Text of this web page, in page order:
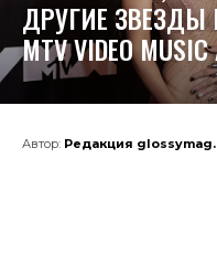
ДРУГИЕ
MTV VIDEO MUSIC
Автор: Редакция